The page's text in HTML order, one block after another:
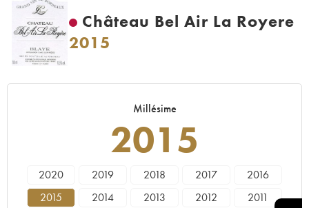
Château Bel Air La Royere
2015
Millésime
2015
2020 2019 2018 2017
2016
2015
2014 2013 2012
2011